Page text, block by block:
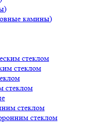
камины)
стеклом
стеклом
стеклом
стеклом
стеклом